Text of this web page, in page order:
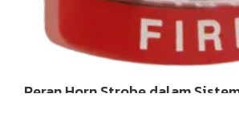
Peran Horn Strobe dalam